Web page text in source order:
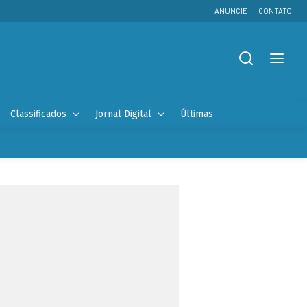
ANUNCIE CONTATO
Classificados Jornal Digital Últimas